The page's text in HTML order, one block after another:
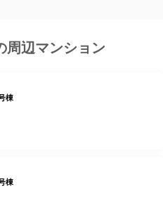
周辺マンション
棟
棟